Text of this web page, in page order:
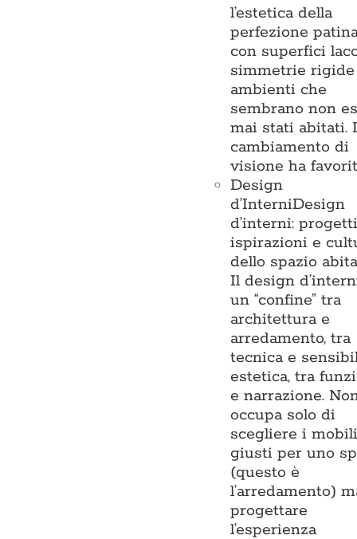
l’estetica della
perfezione
con superfici
simmetrie
ambienti che
sembrano non
mai stati abitati.
cambiamento di
visione ha
Design
d’InterniDesign
d’interni:
ispirazioni e
dello spazio
Il design
un “confine” tra
architettura e
arredamento, tra
tecnica e
estetica, tra
e narrazione.
occupa solo di
scegliere i mobili
giusti per uno
(questo è
l’arredamento)
progettare
l’esperienza